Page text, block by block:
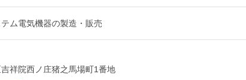
ム電気機器の製造・販売
吉祥院西ノ庄猪之馬場町1番地